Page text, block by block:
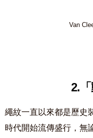
Van
2.
繩紋一直以來都是歷史
時代開始流傳盛行，無